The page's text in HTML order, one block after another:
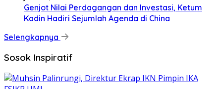
Genjot Nilai Perdagangan dan Investasi, Ketum
Kadin Hadiri Sejumlah Agenda di China
Selengkapnya
Sosok Inspiratif